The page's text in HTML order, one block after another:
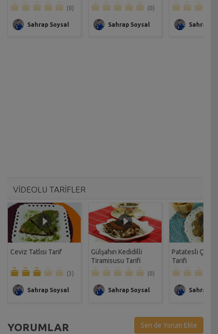
(0)
Sahrap Soysal
(0)
Sahrap Soysal Sahrap
VİDEOLU TARİFLER
Ceviz Tatlısı Tarif
(3)
Sahrap Soysal
Gülşahın Kedidilli
Tiramisusu Tarifi
(0)
Sahrap Soysal
Patatesli Çıtır
Tarifi
Sahrap
YORUMLAR Sen de Yorum Ekle